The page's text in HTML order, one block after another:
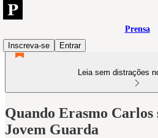
Prensa
Inscreva-se
Entrar
Leia sem distrações
Quando Erasmo
Jovem Guarda